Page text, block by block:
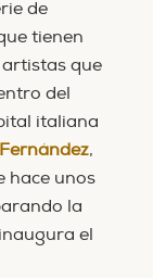
de
tienen
que
del
italiana
,
hace unos
la
el